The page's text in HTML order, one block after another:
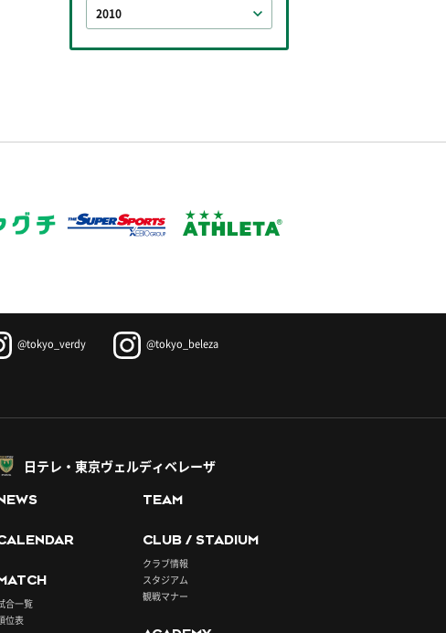
2010
@tokyo_verdy @tokyo_beleza
日テレ・東京ヴェルディベレーザ
合一覧
位表
TEAM
CLUB / STADIUM
クラブ情報
スタジアム
観戦マナー